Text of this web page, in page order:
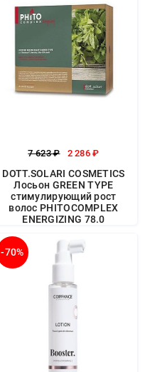
7 623 ₽ 2 286 ₽
DOTT.SOLARI COSMETICS
Лосьон GREEN TYPE
стимулирующий рост
волос PHITOCOMPLEX
ENERGIZING 78.0
-70%